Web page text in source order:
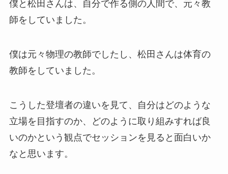
僕と松田さんは、自分で作る側の人間で、元々教
師をしていました。
僕は元々物理の教師でしたし、松田さんは体育の
教師をしていました。
こうした登壇者の違いを見て、自分はどのような
立場を目指すのか、どのように取り組みすれば良
いのかという観点でセッションを見ると面白いか
なと思います。